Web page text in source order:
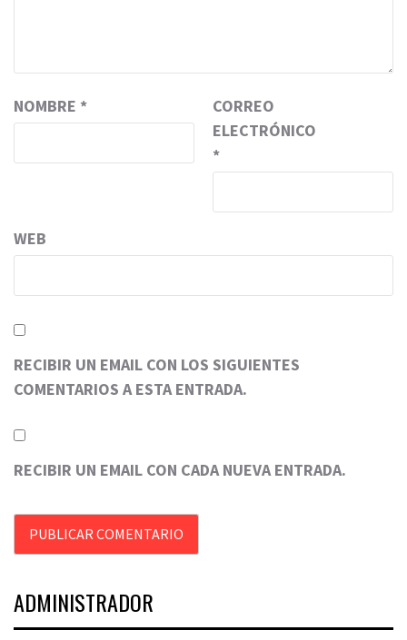
NOMBRE *
CORREO
ELECTRÓNICO
*
WEB
RECIBIR UN EMAIL CON LOS SIGUIENTES
COMENTARIOS A ESTA ENTRADA.
RECIBIR UN EMAIL CON CADA NUEVA ENTRADA.
ADMINISTRADOR